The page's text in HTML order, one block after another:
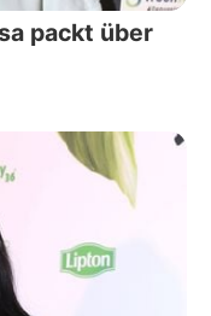
packt über